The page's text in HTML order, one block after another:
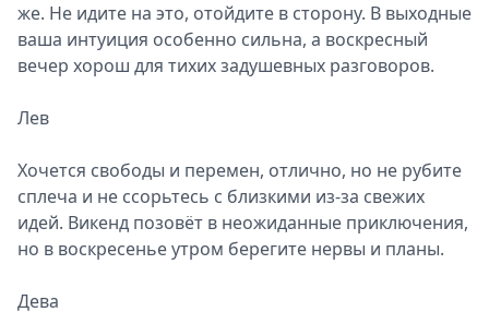
же. Не идите на это, отойдите в сторону. В выходные
ваша интуиция особенно сильна, а воскресный
вечер хорош для тихих задушевных разговоров.
Лев
Хочется свободы и перемен, отлично, но не рубите
сплеча и не ссорьтесь с близкими из-за свежих
идей. Викенд позовёт в неожиданные приключения,
но в воскресенье утром берегите нервы и планы.
Дева